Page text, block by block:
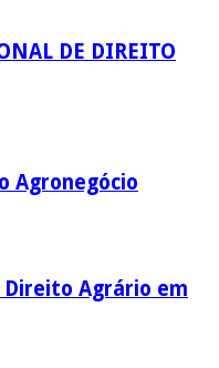
DE DIREITO
Agronegócio
Direito Agrário em